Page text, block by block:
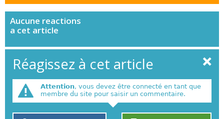
Aucune reactions
a cet article
Réagissez à cet article
Attention, vous devez être connecté en tant que
membre du site pour saisir un commentaire.